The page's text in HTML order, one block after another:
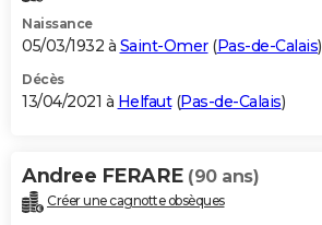
Naissance
05/03/1932 à Saint-Omer(Pas-de-Calais)
Décès
13/04/2021 à Helfaut(Pas-de-Calais)
Andree FERARE (90 ans)
Créer une cagnotte obsèques